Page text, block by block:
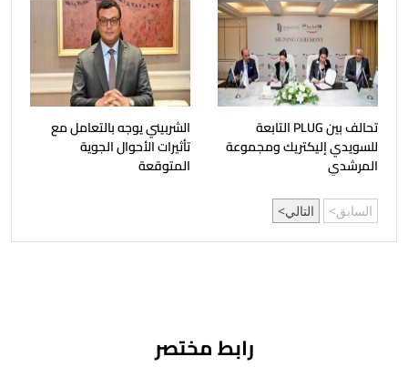
تحالف بين PLUG التابعة
للسويدي إليكتريك ومجموعة
المرشدي
الشربيني يوجه بالتعامل مع
تأثيرات الأحوال الجوية
المتوقعة
السابق التالي
رابط مختصر